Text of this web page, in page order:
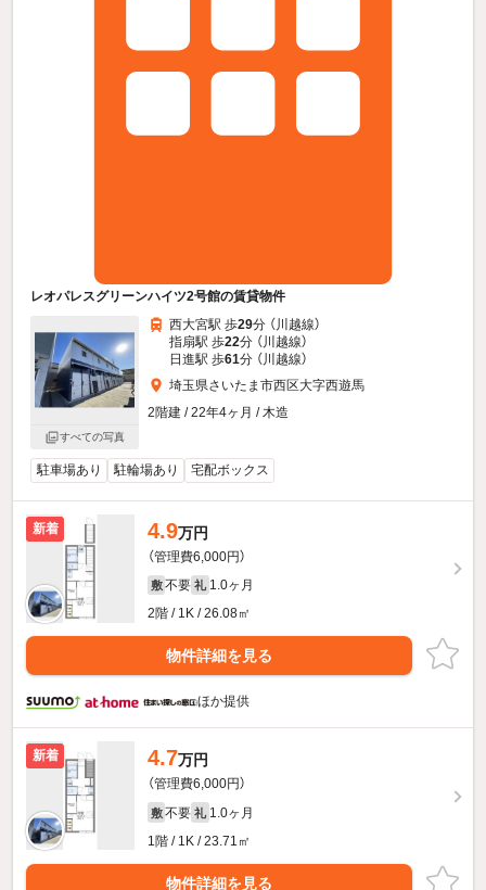
レオパレスグリーンハイツ2号館の賃貸物件
すべての写真
西大宮駅 歩29分 （川越線）
指扇駅 歩22分 （川越線）
日進駅 歩61分 （川越線）
埼玉県さいたま市西区大字西遊馬
2階建 / 22年4ヶ月 / 木造
駐車場あり 駐輪場あり 宅配ボックス
新着 4.9万円
（管理費6,000円）
敷 不要 礼 1.0ヶ月
2階 / 1K / 26.08㎡
物件詳細を見る
ほか提供
新着 4.7万円
（管理費6,000円）
敷 不要 礼 1.0ヶ月
1階 / 1K / 23.71㎡
物件詳細を見る